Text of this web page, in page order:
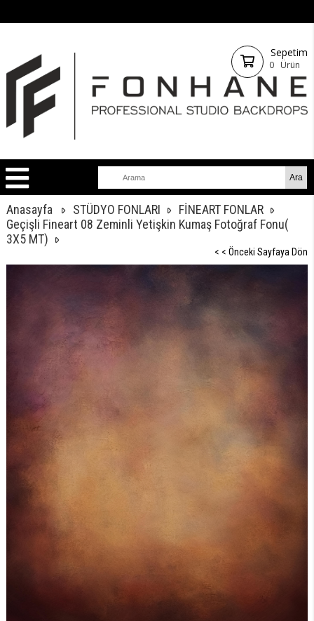
Sepetim
0 Ürün
Anasayfa STÜDYO FONLARI
FİNEART FONLAR
Geçişli Fineart 08 Zeminli Yetişkin Kumaş Fotoğraf Fonu(
3X5 MT)
< < Önceki Sayfaya Dön